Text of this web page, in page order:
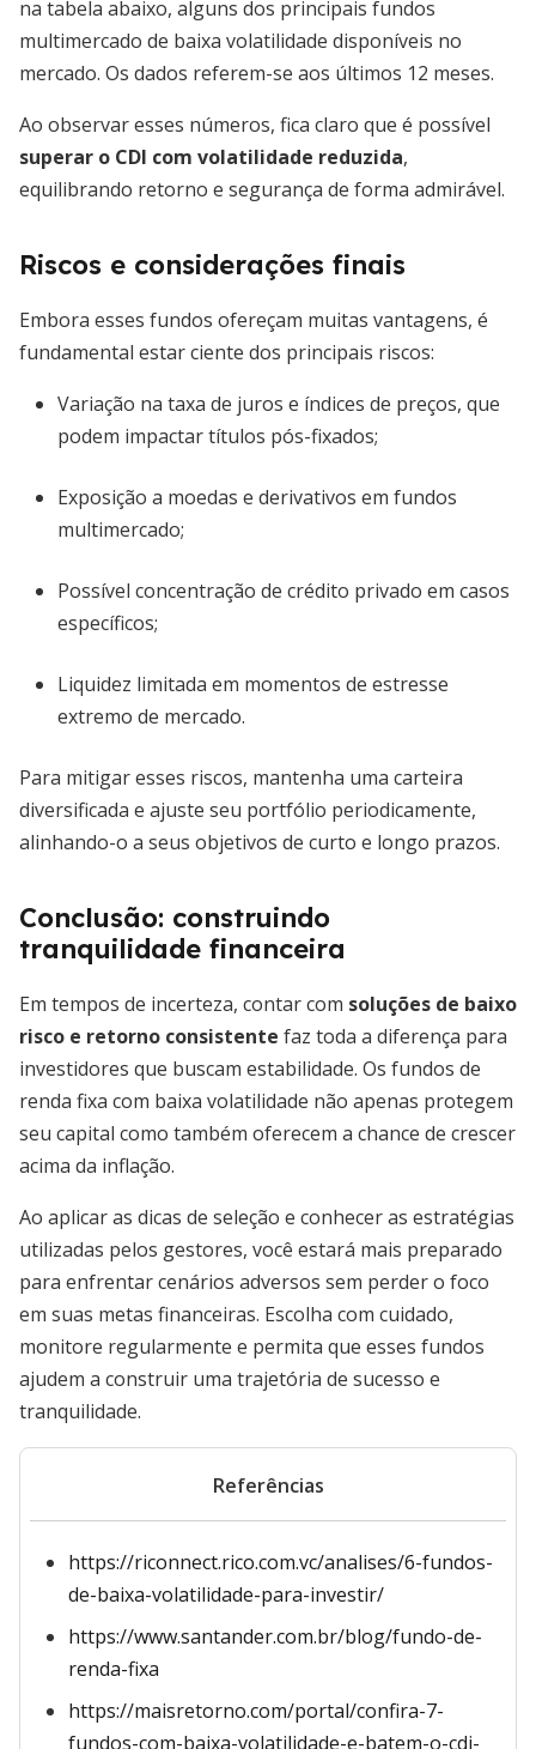
na tabela abaixo, alguns dos principais fundos
multimercado de baixa volatilidade disponíveis no
mercado. Os dados referem-se aos últimos 12 meses.
Ao observar esses números, fica claro que é possível
superar o CDI com volatilidade reduzida,
equilibrando retorno e segurança de forma admirável.
Riscos e considerações finais
Embora esses fundos ofereçam muitas vantagens, é
fundamental estar ciente dos principais riscos:
Variação na taxa de juros e índices de preços, que
podem impactar títulos pós-fixados;
Exposição a moedas e derivativos em fundos
multimercado;
Possível concentração de crédito privado em casos
específicos;
Liquidez limitada em momentos de estresse
extremo de mercado.
Para mitigar esses riscos, mantenha uma carteira
diversificada e ajuste seu portfólio periodicamente,
alinhando-o a seus objetivos de curto e longo prazos.
Conclusão: construindo
tranquilidade financeira
Em tempos de incerteza, contar com soluções de baixo
risco e retorno consistente faz toda a diferença para
investidores que buscam estabilidade. Os fundos de
renda fixa com baixa volatilidade não apenas protegem
seu capital como também oferecem a chance de crescer
acima da inflação.
Ao aplicar as dicas de seleção e conhecer as estratégias
utilizadas pelos gestores, você estará mais preparado
para enfrentar cenários adversos sem perder o foco
em suas metas financeiras. Escolha com cuidado,
monitore regularmente e permita que esses fundos
ajudem a construir uma trajetória de sucesso e
tranquilidade.
Referências
https://riconnect.rico.com.vc/analises/6-fundos-
de-baixa-volatilidade-para-investir/
https://www.santander.com.br/blog/fundo-de-
renda-fixa
https://maisretorno.com/portal/confira-7-
fundos-com-baixa-volatilidade-e-batem-o-cdi-